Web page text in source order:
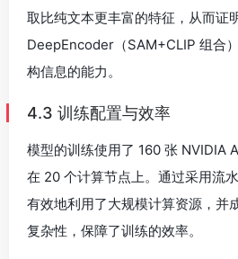
取比纯文本更丰富的特征，从而证
DeepEncoder（SAM+CLIP 组合
构信息的能力。
4.3 训练配置与效率
模型的训练使用了 160 张 NVIDIA
在 20 个计算节点上。通过采用流
有效地利用了大规模计算资源，并
复杂性，保障了训练的效率。